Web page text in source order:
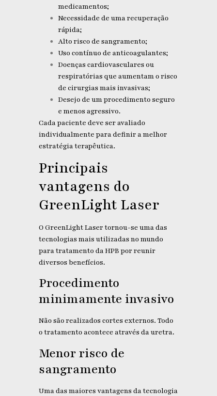
medicamentos;
Necessidade de uma recuperação
rápida;
Alto risco de sangramento;
Uso contínuo de anticoagulantes;
Doenças cardiovasculares ou
respiratórias que aumentam o risco
de cirurgias mais invasivas;
Desejo de um procedimento seguro
e menos agressivo.
Cada paciente deve ser avaliado
individualmente para definir a melhor
estratégia terapêutica.
Principais
vantagens do
GreenLight Laser
O GreenLight Laser tornou-se uma das
tecnologias mais utilizadas no mundo
para tratamento da HPB por reunir
diversos benefícios.
Procedimento
minimamente invasivo
Não são realizados cortes externos. Todo
o tratamento acontece através da uretra.
Menor risco de
sangramento
Uma das maiores vantagens da tecnologia